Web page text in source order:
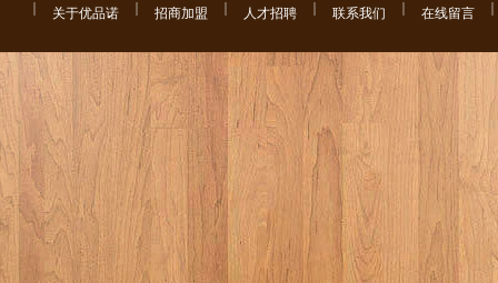
关于优品诺 招商加盟 人才招聘 联系我们 在线留言